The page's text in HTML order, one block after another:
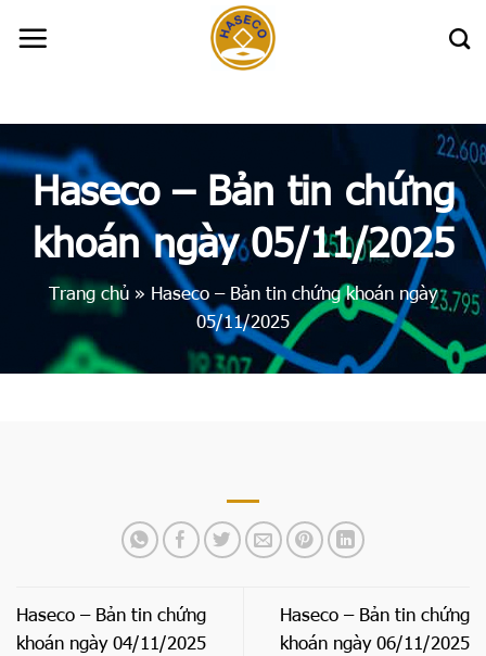
Haseco – Bản tin chứng
khoán ngày 05/11/2025
Trang chủ » Haseco – Bản tin chứng khoán ngày
05/11/2025
Haseco – Bản tin chứng
khoán ngày 04/11/2025
Haseco – Bản tin chứng
khoán ngày 06/11/2025